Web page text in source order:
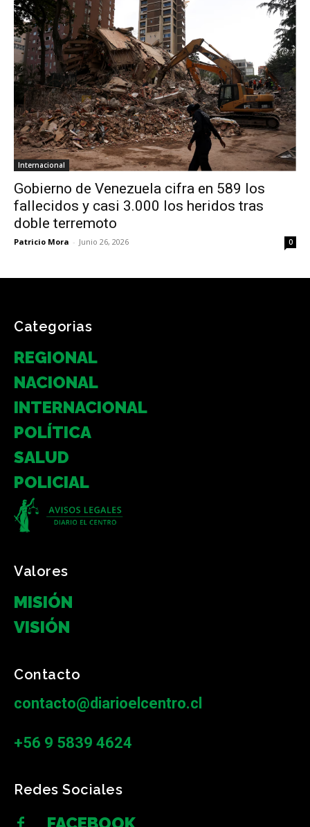
Internacional
Gobierno de Venezuela cifra en 589 los
fallecidos y casi 3.000 los heridos tras
doble terremoto
Patricio Mora - Junio 26, 2026 0
Categorias
REGIONAL
NACIONAL
INTERNACIONAL
POLÍTICA
SALUD
POLICIAL
Valores
MISIÓN
VISIÓN
Contacto
contacto@diarioelcentro.cl
+56 9 5839 4624
Redes Sociales